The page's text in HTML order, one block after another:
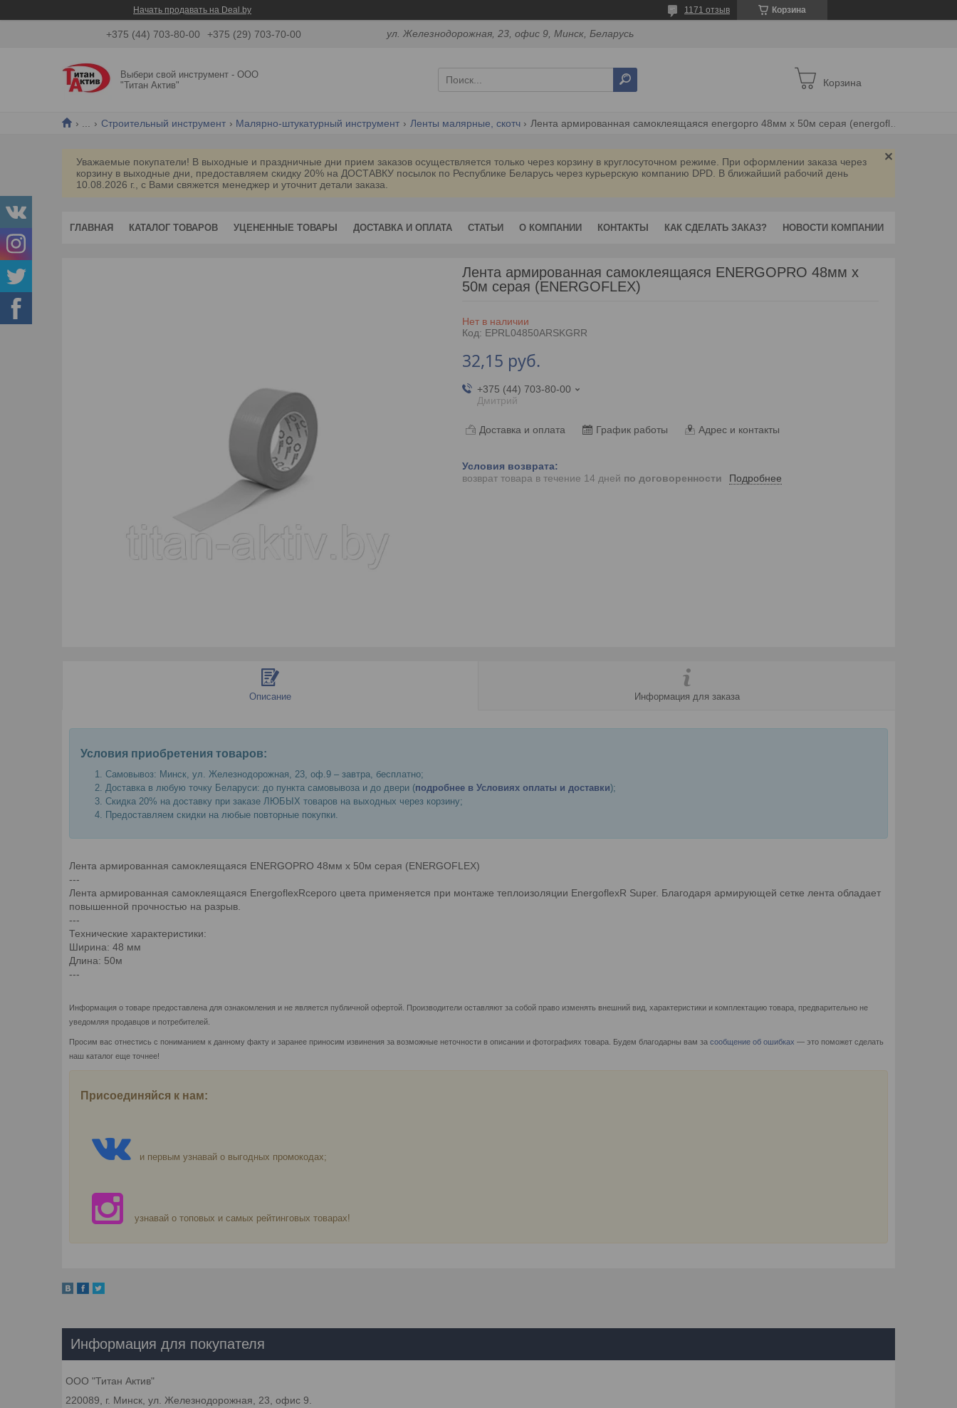
Начать продавать на Deal.by Корзина
1171 отзыв
+375 (44) 703-80-00 +375 (29) 703-70-00 ул. Железнодорожная, 23, офис 9, Минск, Беларусь
Выбери свой инструмент - ООО
"Титан Актив"
Корзина
Строительный инструмент Малярно-штукатурный инструмент Ленты малярные, скотч
Уважаемые покупатели! В выходные и праздничные дни прием заказов осуществляется только через корзину в круглосуточном режиме. При оформлении заказа через
корзину в выходные дни, предоставляем скидку 20% на ДОСТАВКУ посылок по Республике Беларусь через курьерскую компанию DPD. В ближайший рабочий день
10.08.2026 г., с Вами свяжется менеджер и уточнит детали заказа.
ГЛАВНАЯ КАТАЛОГ ТОВАРОВ УЦЕНЕННЫЕ ТОВАРЫ ДОСТАВКА И ОПЛАТА СТАТЬИ О КОМПАНИИ КОНТАКТЫ КАК СДЕЛАТЬ ЗАКАЗ? НОВОСТИ КОМПАНИИ
Лента армированная самоклеящаяся ENERGOPRO 48мм х
50м серая (ENERGOFLEX)
Нет в наличии
Код: EPRL04850ARSKGRR
32,15 руб.
+375 (44) 703-80-00
Дмитрий
Доставка и оплата График работы Адрес и контакты
возврат товара в течение 14 дней по договоренности Подробнее
Описание Информация для заказа
Условия приобретения товаров:
Самовывоз: Минск, ул. Железнодорожная, 23, оф.9 – завтра, бесплатно;
Доставка в любую точку Беларуси: до пункта самовывоза и до двери (подробнее в Условиях оплаты и доставки);
Скидка 20% на доставку при заказе ЛЮБЫХ товаров на выходных через корзину;
Предоставляем скидки на любые повторные покупки.
Лента армированная самоклеящаяся ENERGOPRO 48мм х 50м серая (ENERGOFLEX)
---
Лента армированная самоклеящаяся EnergoflexRсерого цвета применяется при монтаже теплоизоляции EnergoflexR Super. Благодаря армирующей сетке лента обладает
повышенной прочностью на разрыв.
---
Технические характеристики:
Ширина: 48 мм
Длина: 50м
---
Информация о товаре предоставлена для ознакомления и не является публичной офертой. Производители оставляют за собой право изменять внешний вид, характеристики и комплектацию товара, предварительно не
уведомляя продавцов и потребителей.
Просим вас отнестись с пониманием к данному факту и заранее приносим извинения за возможные неточности в описании и фотографиях товара. Будем благодарны вам за сообщение об ошибках — это поможет сделать
наш каталог еще точнее!
Присоединяйся к нам:
и первым узнавай о выгодных промокодах;
узнавай о топовых и самых рейтинговых товарах!
Информация для покупателя
ООО "Титан Актив"
220089, г. Минск, ул. Железнодорожная, 23, офис 9.